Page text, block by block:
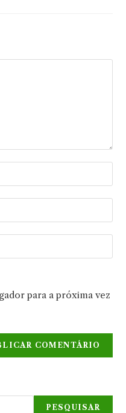
para a próxima vez
PESQUISAR